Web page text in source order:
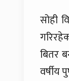
सोही
बितर
वर्षीय